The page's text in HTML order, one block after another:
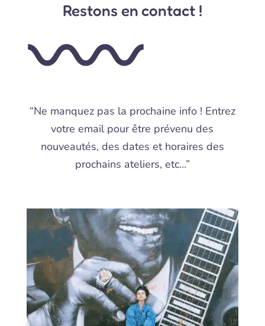
Restons en contact !
“Ne manquez pas la prochaine info ! Entrez
votre email pour être prévenu des
nouveautés, des dates et horaires des
prochains ateliers, etc…”